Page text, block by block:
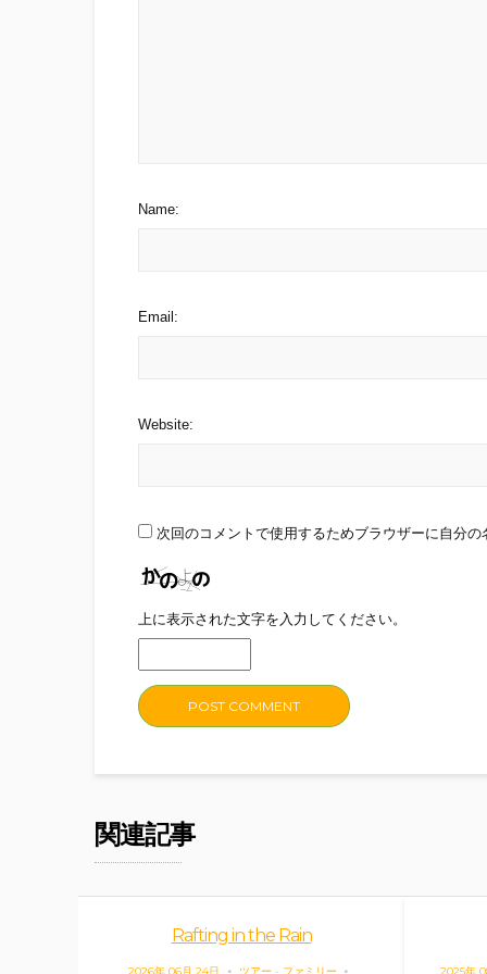
Name:
Email:
Website:
次回のコメントで使用するためブラウザーに自分の
上に表示された文字を入力してください。
関連記事
Rafting in the Rain